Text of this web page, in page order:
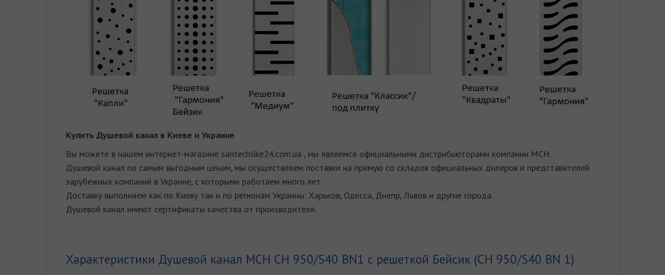
Купить Душевой канал в Киеве и Украине
Вы можете в нашем интернет-магазине santechlike24.com.ua , мы являемся официальными дистрибьюторами компании MCH.
Душевой канал по самым выгодным ценам, мы осуществляем поставки на прямую со складов официальных дилеров и представителей
зарубежных компаний в Украине, с которыми работаем много лет.
Доставку выполняем как по Киеву так и по регионам Украины: Харьков, Одесса, Днепр, Львов и другие города.
Душевой канал имеют сертификаты качества от производителя.
Характеристики Душевой канал MCH CH 950/S40 BN1 с решеткой Бейсик (CH 950/S40 BN 1)